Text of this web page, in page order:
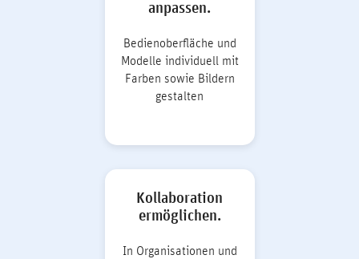
anpassen.
Bedienoberfläche und
Modelle individuell mit
Farben sowie Bildern
gestalten
Kollaboration
ermöglichen.
In Organisationen und